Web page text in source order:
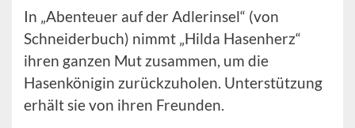
In „Abenteuer auf der Adlerinsel“ (von
Schneiderbuch) nimmt „Hilda Hasenherz“
ihren ganzen Mut zusammen, um die
Hasenkönigin zurückzuholen. Unterstützung
erhält sie von ihren Freunden.